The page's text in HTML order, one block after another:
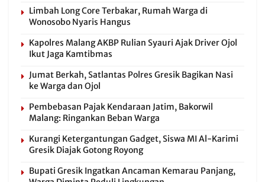
Limbah Long Core Terbakar, Rumah Warga di
Wonosobo Nyaris Hangus
Kapolres Malang AKBP Rulian Syauri Ajak Driver Ojol
Ikut Jaga Kamtibmas
Jumat Berkah, Satlantas Polres Gresik Bagikan Nasi
ke Warga dan Ojol
Pembebasan Pajak Kendaraan Jatim, Bakorwil
Malang: Ringankan Beban Warga
Kurangi Ketergantungan Gadget, Siswa MI Al-Karimi
Gresik Diajak Gotong Royong
Bupati Gresik Ingatkan Ancaman Kemarau Panjang,